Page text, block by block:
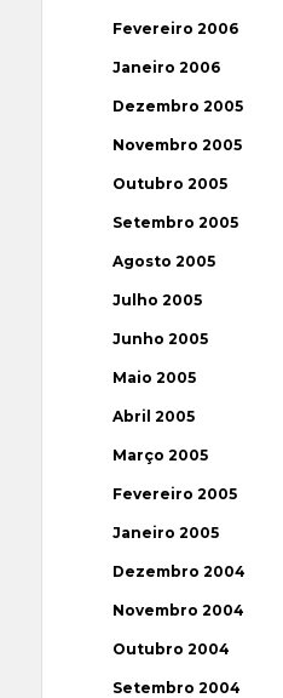
Fevereiro 2006
Janeiro 2006
Dezembro 2005
Novembro 2005
Outubro 2005
Setembro 2005
Agosto 2005
Julho 2005
Junho 2005
Maio 2005
Abril 2005
Março 2005
Fevereiro 2005
Janeiro 2005
Dezembro 2004
Novembro 2004
Outubro 2004
Setembro 2004